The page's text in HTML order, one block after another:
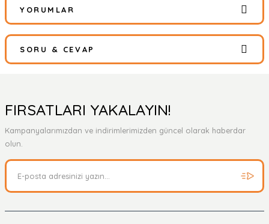
YORUMLAR
Bu ürüne ilk yorumu siz yapın!
SORU & CEVAP
Ürün hakkında henüz soru sorulmamış.
FIRSATLARI YAKALAYIN!
Kampanyalarımızdan ve indirimlerimizden güncel olarak haberdar
olun.